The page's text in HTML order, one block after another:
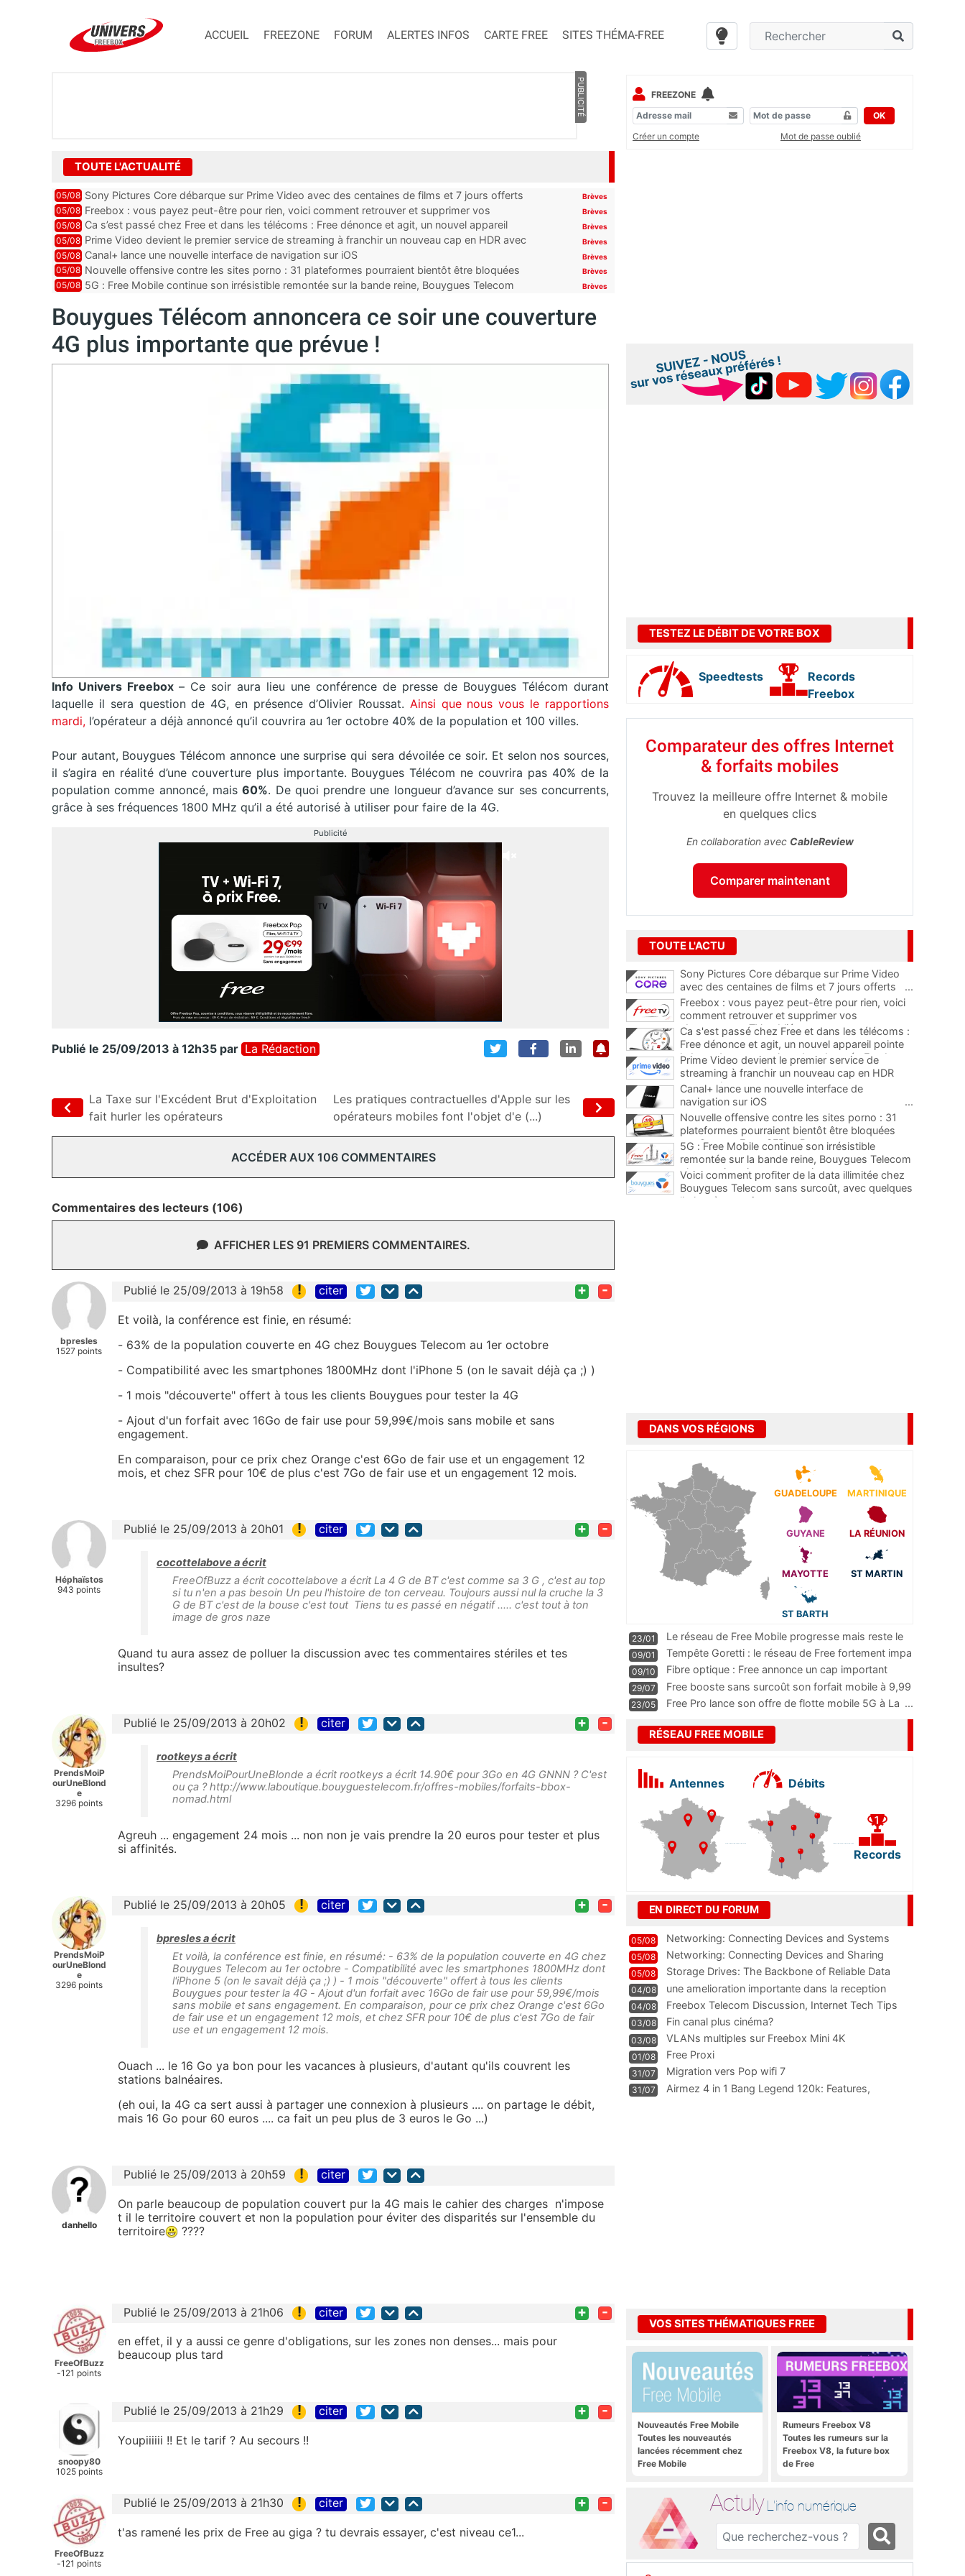
ACCUEIL FREEZONE FORUM ALERTES INFOS CARTE FREE SITES THÉMA-FREE
PUBLICITÉ
TOUTE L'ACTUALITÉ
05/08 Sony Pictures Core débarque sur Prime Video avec des centaines de films et 7 jours offerts Brèves
05/08 Freebox : vous payez peut-être pour rien, voici comment retrouver et supprimer vos
abonnements TV oubliés
Brèves
05/08 Ca s’est passé chez Free et dans les télécoms : Free dénonce et agit, un nouvel appareil
pointe le bout de...
Brèves
05/08 Prime Video devient le premier service de streaming à franchir un nouveau cap en HDR avec
ce lancement
Brèves
05/08 Canal+ lance une nouvelle interface de navigation sur iOS Brèves
05/08 Nouvelle offensive contre les sites porno : 31 plateformes pourraient bientôt être bloquées
par Orange, Free, SF...
Brèves
05/08 5G : Free Mobile continue son irrésistible remontée sur la bande reine, Bouygues Telecom
Brèves
Bouygues Télécom annoncera ce soir une couverture
4G plus importante que prévue !
Info Univers Freebox – Ce soir aura lieu une conférence de presse de Bouygues Télécom durant
laquelle il sera question de 4G, en présence d’Olivier Roussat. Ainsi que nous vous le rapportions
mardi, l’opérateur a déjà annoncé qu’il couvrira au 1er octobre 40% de la population et 100 villes.
Pour autant, Bouygues Télécom annonce une surprise qui sera dévoilée ce soir. Et selon nos sources,
il s’agira en réalité d’une couverture plus importante. Bouygues Télécom ne couvrira pas 40% de la
population comme annoncé, mais60%. De quoi prendre une longueur d’avance sur ses concurrents,
grâce à ses fréquences 1800 MHz qu’il a été autorisé à utiliser pour faire de la 4G.
Publicité
Publié le 25/09/2013 à 12h35 par La Rédaction
La Taxe sur l'Excédent Brut d'Exploitation
fait hurler les opérateurs
Les pratiques contractuelles d'Apple sur les
opérateurs mobiles font l'objet d'e (...)
ACCÉDER AUX 106 COMMENTAIRES
Commentaires des lecteurs (106)
AFFICHER LES 91 PREMIERS COMMENTAIRES.
bpresles
1527 points
Publié le 25/09/2013 à 19h58 ! citer + -
Et voilà, la conférence est finie, en résumé:
- 63% de la population couverte en 4G chez Bouygues Telecom au 1er octobre
- Compatibilité avec les smartphones 1800MHz dont l'iPhone 5 (on le savait déjà ça ;) )
- 1 mois "découverte" offert à tous les clients Bouygues pour tester la 4G
- Ajout d'un forfait avec 16Go de fair use pour 59,99€/mois sans mobile et sans
engagement.
En comparaison, pour ce prix chez Orange c'est 6Go de fair use et un engagement 12
mois, et chez SFR pour 10€ de plus c'est 7Go de fair use et un engagement 12 mois.
Héphaïstos
943 points
Publié le 25/09/2013 à 20h01 ! citer + -
cocottelabove a écrit
FreeOfBuzz a écrit cocottelabove a écrit La 4 G de BT c'est comme sa 3 G , c'est au top
si tu n'en a pas besoin Un peu l'histoire de ton cerveau. Toujours aussi nul la cruche la 3
G de BT c'est de la bouse c'est tout Tiens tu es passé en négatif ..... c'est tout à ton
image de gros naze
Quand tu aura assez de polluer la discussion avec tes commentaires stériles et tes
insultes?
PrendsMoiP
ourUneBlond
e
3296 points
Publié le 25/09/2013 à 20h02 ! citer + -
rootkeys a écrit
PrendsMoiPourUneBlonde a écrit rootkeys a écrit 14.90€ pour 3Go en 4G GNNN ? C'est
ou ça ? http://www.laboutique.bouyguestelecom.fr/offres-mobiles/forfaits-bbox-
nomad.html
Agreuh ... engagement 24 mois ... non non je vais prendre la 20 euros pour tester et plus
si affinités.
PrendsMoiP
ourUneBlond
e
3296 points
Publié le 25/09/2013 à 20h05 ! citer + -
bpresles a écrit
Et voilà, la conférence est finie, en résumé: - 63% de la population couverte en 4G chez
Bouygues Telecom au 1er octobre - Compatibilité avec les smartphones 1800MHz dont
l'iPhone 5 (on le savait déjà ça ;) ) - 1 mois "découverte" offert à tous les clients
Bouygues pour tester la 4G - Ajout d'un forfait avec 16Go de fair use pour 59,99€/mois
sans mobile et sans engagement. En comparaison, pour ce prix chez Orange c'est 6Go
de fair use et un engagement 12 mois, et chez SFR pour 10€ de plus c'est 7Go de fair
use et un engagement 12 mois.
Ouach ... le 16 Go ya bon pour les vacances à plusieurs, d'autant qu'ils couvrent les
stations balnéaires.
(eh oui, la 4G ca sert aussi à partager une connexion à plusieurs .... on partage le débit,
mais 16 Go pour 60 euros .... ca fait un peu plus de 3 euros le Go ...)
danhello
Publié le 25/09/2013 à 20h59 ! citer
On parle beaucoup de population couvert pur la 4G mais le cahier des charges n'impose
t il le territoire couvert et non la population pour éviter des disparités sur l'ensemble du
territoire
????
FreeOfBuzz
-121 points
Publié le 25/09/2013 à 21h06 ! citer + -
en effet, il y a aussi ce genre d'obligations, sur les zones non denses... mais pour
beaucoup plus tard
snoopy80
1025 points
Publié le 25/09/2013 à 21h29 ! citer + -
Youpiiiiii !! Et le tarif ? Au secours !!
FreeOfBuzz
-121 points
Publié le 25/09/2013 à 21h30 ! citer + -
t'as ramené les prix de Free au giga ? tu devrais essayer, c'est niveau ce1...
FREEZONE
OK
Créer un compte
Mot de passe oublié
TESTEZ LE DÉBIT DE VOTRE BOX
Speedtests
Records
Freebox
Comparateur des offres Internet
& forfaits mobiles
Trouvez la meilleure offre Internet & mobile
en quelques clics
En collaboration avec CableReview
Comparer maintenant
TOUTE L'ACTU
Sony Pictures Core débarque sur Prime Video
avec des centaines de films et 7 jours offerts
...
Freebox : vous payez peut-être pour rien, voici
comment retrouver et supprimer vos
abonnements TV oubliés
...
Ca s'est passé chez Free et dans les télécoms :
Free dénonce et agit, un nouvel appareil pointe
le bout de son nez chez des abonnés Freebox...
Prime Video devient le premier service de
streaming à franchir un nouveau cap en HDR
avec ce lancement
Canal+ lance une nouvelle interface de
navigation sur iOS
...
Nouvelle offensive contre les sites porno : 31
plateformes pourraient bientôt être bloquées
par Orange, Free, SFR et Bouygues
5G : Free Mobile continue son irrésistible
remontée sur la bande reine, Bouygues Telecom
plus que jamais sous pression
Voici comment profiter de la data illimitée chez
Bouygues Telecom sans surcoût, avec quelques
limites à connaître
DANS VOS RÉGIONS
GUADELOUPE MARTINIQUE
GUYANE LA RÉUNION
MAYOTTE ST MARTIN
ST BARTH
23/01
Le réseau de Free Mobile progresse mais reste le
m
...
09/01
Tempête Goretti : le réseau de Free fortement impa
09/10
Fibre optique : Free annonce un cap important
pass
...
29/07
Free booste sans surcoût son forfait mobile à 9,99
23/05 Free Pro lance son offre de flotte mobile 5G à La ...
RÉSEAU FREE MOBILE
Antennes Débits
Records
EN DIRECT DU FORUM
05/08 Networking: Connecting Devices and Systems
05/08
Networking: Connecting Devices and Sharing
Information
05/08
Storage Drives: The Backbone of Reliable Data
Management
04/08
une amelioration importante dans la reception
WIFI
04/08
Freebox Telecom Discussion, Internet Tech Tips
Communi
03/08 Fin canal plus cinéma?
03/08 VLANs multiples sur Freebox Mini 4K
01/08 Free Proxi
31/07 Migration vers Pop wifi 7
31/07
Airmez 4 in 1 Bang Legend 120k: Features,
VOS SITES THÉMATIQUES FREE
Nouveautés Free Mobile
Toutes les nouveautés
lancées récemment chez
Free Mobile
Rumeurs Freebox V8
Toutes les rumeurs sur la
Freebox V8, la future box
de Free
Actuly L'info numérique